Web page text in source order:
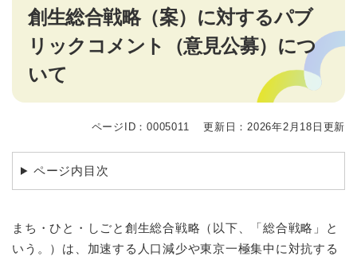
創生総合戦略（案）に対するパブ
リックコメント（意見公募）につ
いて
ページID：0005011 更新日：2026年2月18日更新
ページ内目次
まち・ひと・しごと創生総合戦略（以下、「総合戦略」と
いう。）は、加速する人口減少や東京一極集中に対抗する